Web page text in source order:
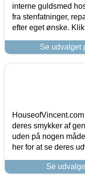
interne guldsmed
fra stenfatninger,
efter eget ønske.
Se udvalget
deres smykker af
uden på nogen
her for at se deres
Se